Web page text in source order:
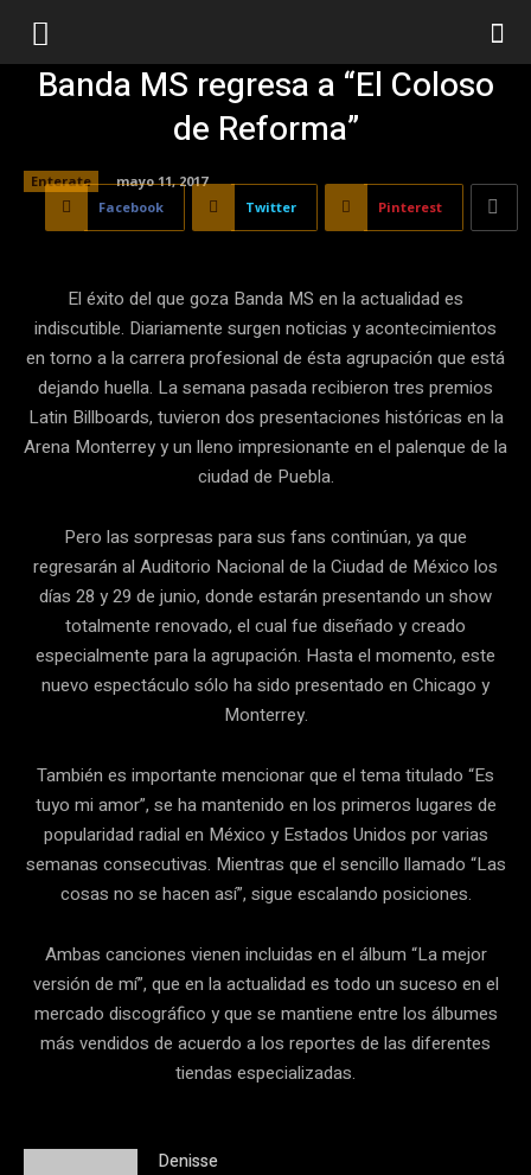
Banda MS regresa a “El Coloso
de Reforma”
Enterate
mayo 11, 2017
Facebook
Twitter Pinterest
El éxito del que goza Banda MS en la actualidad es
indiscutible. Diariamente surgen noticias y acontecimientos
en torno a la carrera profesional de ésta agrupación que está
dejando huella. La semana pasada recibieron tres premios
Latin Billboards, tuvieron dos presentaciones históricas en la
Arena Monterrey y un lleno impresionante en el palenque de la
ciudad de Puebla.
Pero las sorpresas para sus fans continúan, ya que
regresarán al Auditorio Nacional de la Ciudad de México los
días 28 y 29 de junio, donde estarán presentando un show
totalmente renovado, el cual fue diseñado y creado
especialmente para la agrupación. Hasta el momento, este
nuevo espectáculo sólo ha sido presentado en Chicago y
Monterrey.
También es importante mencionar que el tema titulado “Es
tuyo mi amor”, se ha mantenido en los primeros lugares de
popularidad radial en México y Estados Unidos por varias
semanas consecutivas. Mientras que el sencillo llamado “Las
cosas no se hacen así”, sigue escalando posiciones.
Ambas canciones vienen incluidas en el álbum “La mejor
versión de mí”, que en la actualidad es todo un suceso en el
mercado discográfico y que se mantiene entre los álbumes
más vendidos de acuerdo a los reportes de las diferentes
tiendas especializadas.
Denisse